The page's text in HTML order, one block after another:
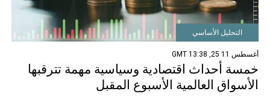
التحليل الأساسي
أغسطس 11 25, 13:38 GMT
خمسة أحداث اقتصادية وسياسية مهمة تترقبها
الأسواق العالمية الأسبوع المقبل